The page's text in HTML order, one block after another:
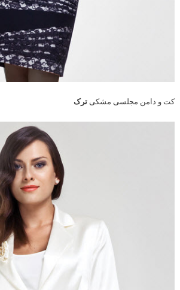
کت و دامن مجلسی مشکی ترک